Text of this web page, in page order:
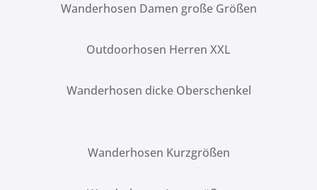
Wanderhosen Damen große Größen
Outdoorhosen Herren XXL
Wanderhosen dicke Oberschenkel
Wanderhosen Kurzgrößen